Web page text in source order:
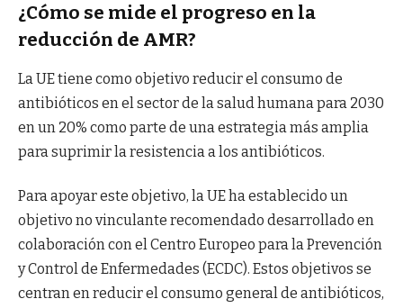
¿Cómo se mide el progreso en la
reducción de AMR?
La UE tiene como objetivo reducir el consumo de
antibióticos en el sector de la salud humana para 2030
en un 20% como parte de una estrategia más amplia
para suprimir la resistencia a los antibióticos.
Para apoyar este objetivo, la UE ha establecido un
objetivo no vinculante recomendado desarrollado en
colaboración con el Centro Europeo para la Prevención
y Control de Enfermedades (ECDC). Estos objetivos se
centran en reducir el consumo general de antibióticos,